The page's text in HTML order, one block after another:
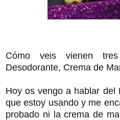
Cómo veis vienen
Desodorante, Crema de
Hoy os vengo a hablar del
que estoy usando y me
probado ni la crema de